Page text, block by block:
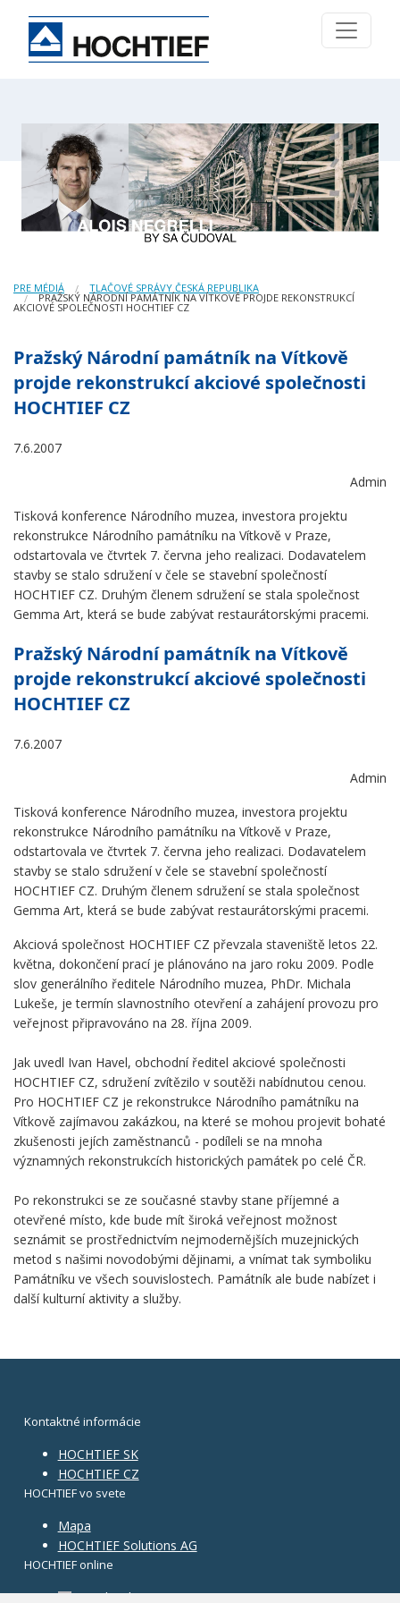
PRE MÉDIÁ TLAČOVÉ SPRÁVY ČESKÁ REPUBLIKA
PRAŽSKÝ NÁRODNÍ PAMÁTNÍK NA VÍTKOVĚ PROJDE REKONSTRUKCÍ
AKCIOVÉ SPOLEČNOSTI HOCHTIEF CZ
Pražský Národní památník na Vítkově
projde rekonstrukcí akciové společnosti
HOCHTIEF CZ
7.6.2007
Admin
Tisková konference Národního muzea, investora projektu
rekonstrukce Národního památníku na Vítkově v Praze,
odstartovala ve čtvrtek 7. června jeho realizaci. Dodavatelem
stavby se stalo sdružení v čele se stavební společností
HOCHTIEF CZ. Druhým členem sdružení se stala společnost
Gemma Art, která se bude zabývat restaurátorskými pracemi.
Pražský Národní památník na Vítkově
projde rekonstrukcí akciové společnosti
HOCHTIEF CZ
7.6.2007
Admin
Tisková konference Národního muzea, investora projektu
rekonstrukce Národního památníku na Vítkově v Praze,
odstartovala ve čtvrtek 7. června jeho realizaci. Dodavatelem
stavby se stalo sdružení v čele se stavební společností
HOCHTIEF CZ. Druhým členem sdružení se stala společnost
Gemma Art, která se bude zabývat restaurátorskými pracemi.
Akciová společnost HOCHTIEF CZ převzala staveniště letos 22.
května, dokončení prací je plánováno na jaro roku 2009. Podle
slov generálního ředitele Národního muzea, PhDr. Michala
Lukeše, je termín slavnostního otevření a zahájení provozu pro
veřejnost připravováno na 28. října 2009.
Jak uvedl Ivan Havel, obchodní ředitel akciové společnosti
HOCHTIEF CZ, sdružení zvítězilo v soutěži nabídnutou cenou.
Pro HOCHTIEF CZ je rekonstrukce Národního památníku na
Vítkově zajímavou zakázkou, na které se mohou projevit bohaté
zkušenosti jejích zaměstnanců - podíleli se na mnoha
významných rekonstrukcích historických památek po celé ČR.
Po rekonstrukci se ze současné stavby stane příjemné a
otevřené místo, kde bude mít široká veřejnost možnost
seznámit se prostřednictvím nejmodernějších muzejnických
metod s našimi novodobými dějinami, a vnímat tak symboliku
Památníku ve všech souvislostech. Památník ale bude nabízet i
další kulturní aktivity a služby.
Kontaktné informácie
HOCHTIEF SK
HOCHTIEF CZ
HOCHTIEF vo svete
Mapa
HOCHTIEF Solutions AG
HOCHTIEF online
Facebook